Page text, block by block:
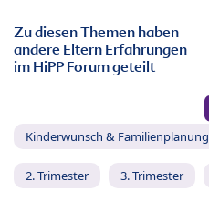
Zu diesen Themen haben
andere Eltern Erfahrungen
im HiPP Forum geteilt
Kinderwunsch & Familienplanung
2. Trimester 3. Trimester